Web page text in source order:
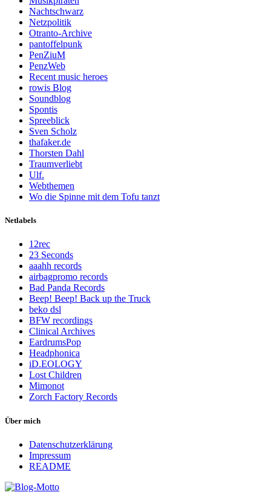
Nachtschwarz
Netzpolitik
Otranto-Archive
pantoffelpunk
PenZiuM
PenzWeb
Recent music heroes
rowis Blog
Soundblog
Spontis
Spreeblick
Sven Scholz
thafaker.de
Thorsten Dahl
Traumverliebt
Ulf.
Webthemen
Wo die Spinne mit dem Tofu tanzt
Netlabels
12rec
23 Seconds
aaahh records
airbagpromo records
Bad Panda Records
Beep! Beep! Back up the Truck
beko dsl
BFW recordings
Clinical Archives
EardrumsPop
Headphonica
iD.EOLOGY
Lost Children
Mimonot
Zorch Factory Records
Über mich
Datenschutzerklärung
Impressum
README